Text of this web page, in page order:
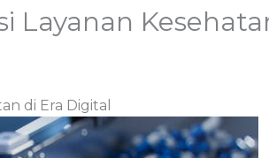
Layanan
di Era Digital